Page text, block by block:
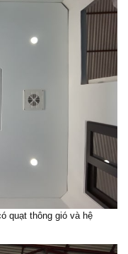
quạt thông gió và hệ